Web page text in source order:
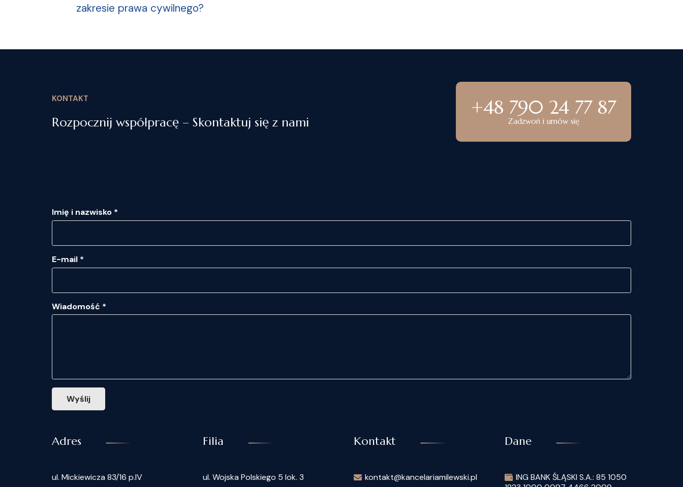
zakresie prawa cywilnego?
KONTAKT
Rozpocznij współpracę – Skontaktuj się z nami
+48 790 24 77 87
Zadzwoń i umów się
Imię i nazwisko *
E-mail *
Wiadomość *
Wyślij
Adres
ul. Mickiewicza 83/16 p.IV
Filia
ul. Wojska Polskiego 5 lok. 3
Kontakt
kontakt@kancelariamilewski.pl
Dane
ING BANK ŚLĄSKI S.A.: 85 1050